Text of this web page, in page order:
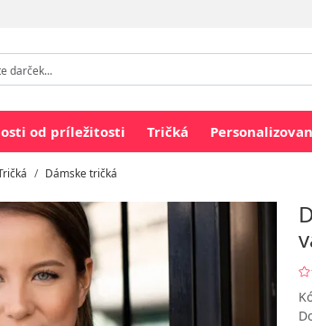
od príležitosti Tričká
Dámske tričká